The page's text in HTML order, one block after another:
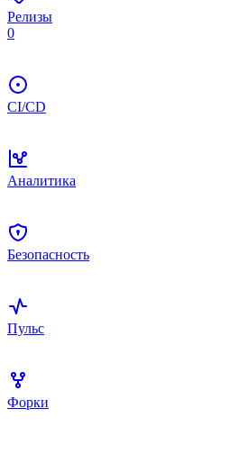
Релизы
0
CI/CD
Аналитика
Безопасность
Пульс
Форки